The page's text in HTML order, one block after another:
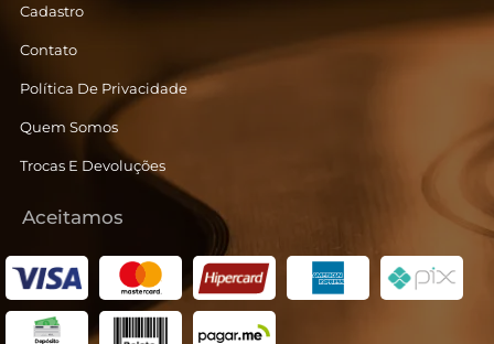
Cadastro
Contato
Política De Privacidade
Quem Somos
Trocas E Devoluções
Aceitamos